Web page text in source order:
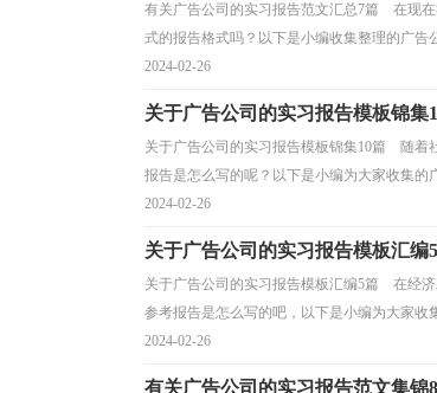
有关广告公司的实习报告范文汇总7篇 在现
式的报告格式吗？以下是小编收集整理的广告
2024-02-26
关于广告公司的实习报告模板锦集
关于广告公司的实习报告模板锦集10篇 随着
报告是怎么写的呢？以下是小编为大家收集的
2024-02-26
关于广告公司的实习报告模板汇编
关于广告公司的实习报告模板汇编5篇 在经
参考报告是怎么写的吧，以下是小编为大家收
2024-02-26
有关广告公司的实习报告范文集锦